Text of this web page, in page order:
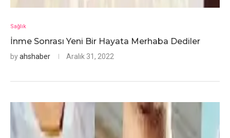
Sağlık
İnme Sonrası Yeni Bir Hayata Merhaba Dediler
byahshaber Aralık 31, 2022